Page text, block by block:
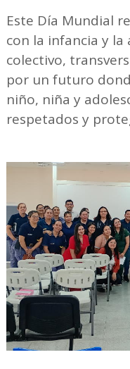
Este Día Mundial
con la infancia y la
colectivo,
por un futuro
niño, niña y
respetados y